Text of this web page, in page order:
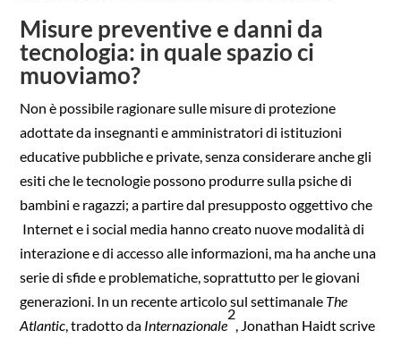
Misure preventive e danni da
tecnologia: in quale spazio ci
muoviamo?
Non è possibile ragionare sulle misure di protezione
adottate da insegnanti e amministratori di istituzioni
educative pubbliche e private, senza considerare anche gli
esiti che le tecnologie possono produrre sulla psiche di
bambini e ragazzi; a partire dal presupposto oggettivo che
Internet e i social media hanno creato nuove modalità di
interazione e di accesso alle informazioni, ma ha anche una
serie di sfide e problematiche, soprattutto per le giovani
generazioni. In un recente articolo sul settimanale The
Atlantic, tradotto da Internazionale
2
, Jonathan Haidt scrive